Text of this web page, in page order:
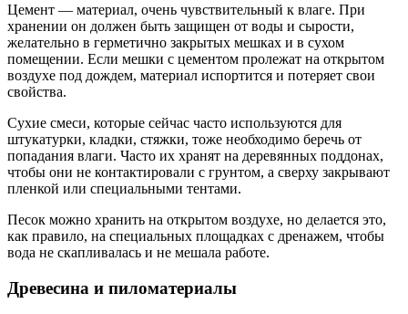
Цемент — материал, очень чувствительный к влаге. При
хранении он должен быть защищен от воды и сырости,
желательно в герметично закрытых мешках и в сухом
помещении. Если мешки с цементом пролежат на открытом
воздухе под дождем, материал испортится и потеряет свои
свойства.
Сухие смеси, которые сейчас часто используются для
штукатурки, кладки, стяжки, тоже необходимо беречь от
попадания влаги. Часто их хранят на деревянных поддонах,
чтобы они не контактировали с грунтом, а сверху закрывают
пленкой или специальными тентами.
Песок можно хранить на открытом воздухе, но делается это,
как правило, на специальных площадках с дренажем, чтобы
вода не скапливалась и не мешала работе.
Древесина и пиломатериалы